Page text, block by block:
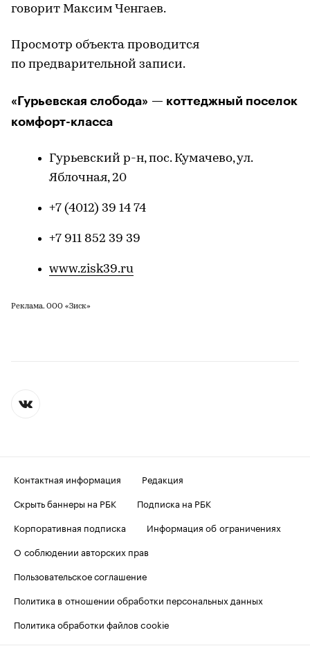
говорит Максим Ченгаев.
Просмотр объекта проводится
по предварительной записи.
«Гурьевская слобода» — коттеджный поселок
комфорт-класса
Гурьевский р-н, пос. Кумачево, ул.
Яблочная, 20
+7 (4012) 39 14 74
+7 911 852 39 39
www.zisk39.ru
Реклама. ООО «Зиск»
Контактная информация
Редакция
Скрыть баннеры на РБК
Подписка на РБК
Корпоративная подписка
Информация об ограничениях
О соблюдении авторских прав
Пользовательское соглашение
Политика в отношении обработки персональных данных
Политика обработки файлов cookie